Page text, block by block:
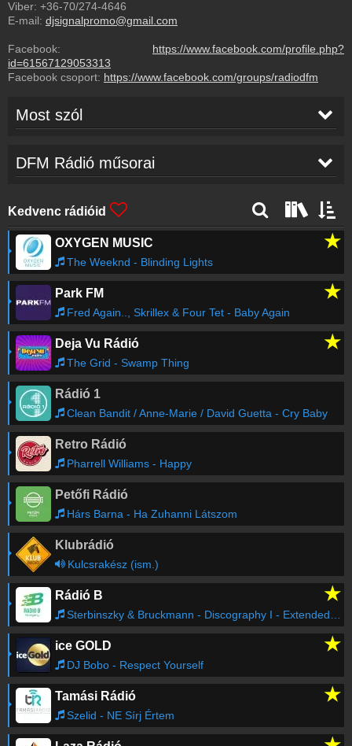
Viber: +36-70/274-4646
E-mail: djsignalpromo@gmail.com
Facebook: https://www.facebook.com/profile.php?
id=61567129053313
Facebook csoport: https://www.facebook.com/groups/radiodfm
Most szól
(Extended Mix)
03:35 Josh & Jutta-
Ghost Mix)
03:32 Pink Panda & Sunset Strippers
(Extended Mix)
03:29 Doechii-Anxiety (Kwikmix by DJ Volume)
03:25 OMD
03:20 Block & Crown
(Original Mix)
03:16 Keanu Silva & Siks & Oda Loves You
With The Devil (Extended Mix)
03:13 Braaheim
03:07 Várakozni Tilos
Régebbi számok lekérése
DFM Rádió műsorai
Kedvenc rádióid
OXYGEN MUSIC ★
The Weeknd - Blinding Lights
Park FM ★
Fred Again.., Skrillex & Four Tet - Baby Again
Deja Vu Rádió ★
The Grid - Swamp Thing
Rádió 1
Clean Bandit / Anne-Marie / David Guetta - Cry Baby
Retro Rádió
Pharrell Williams - Happy
Petőfi Rádió
Hárs Barna - Ha Zuhanni Látszom
Klubrádió
Kulcsrakész (ism.)
Rádió B ★
Sterbinszky & Bruckmann - Discography I - Extended Re - Edit
ice GOLD ★
DJ Bobo - Respect Yourself
Tamási Rádió ★
Szelid - NE Sírj Értem